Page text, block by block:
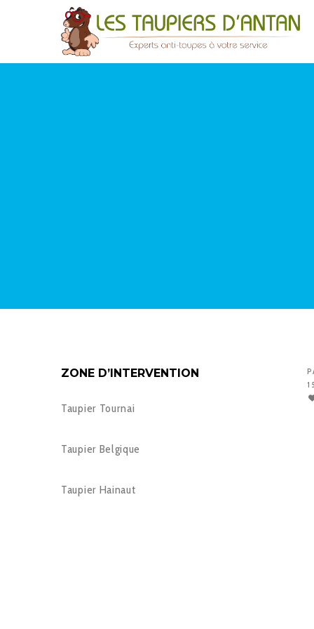
ZONE D’INTERVENTION
Taupier Tournai
Taupier Belgique
Taupier Hainaut